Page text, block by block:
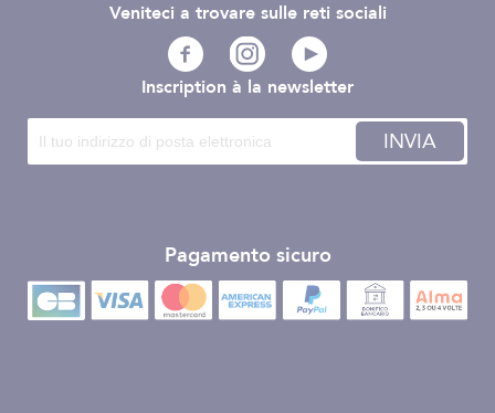
Inscription à la newsletter
INVIA
Pagamento sicuro
Veniteci a trovare sulle reti sociali